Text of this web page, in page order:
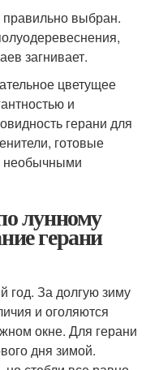
выбран.
загнивает.
цветущее
и
герани для
готовые
необычными
лунному
герани
год. За долгую зиму
и оголяются
окне. Для герани
дня зимой.